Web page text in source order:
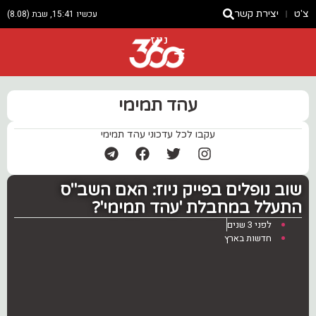
צ'ט יצירת קשר עכשיו 15:41, שבת (8.08)
ניוז
עהד תמימי
עקבו לכל עדכוני עהד תמימי
שוב נופלים בפייק ניוז: האם השב"ס
התעלל במחבלת 'עהד תמימי'?
לפני 3 שנים
חדשות בארץ